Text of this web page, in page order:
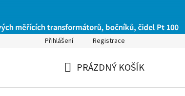
Přihlášení Registrace
PRÁZDNÝ KOŠÍK